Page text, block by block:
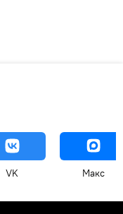
VK Макс